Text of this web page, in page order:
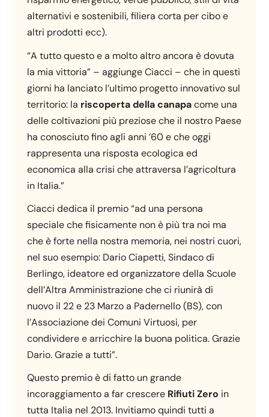
alternativi e sostenibili, filiera corta per cibo e
altri prodotti ecc).
“A tutto questo e a molto altro ancora è dovuta
la mia vittoria” – aggiunge Ciacci – che in questi
giorni ha lanciato l’ultimo progetto innovativo sul
territorio: la riscoperta della canapacome una
delle coltivazioni più preziose che il nostro Paese
ha conosciuto fino agli anni ’60 e che oggi
rappresenta una risposta ecologica ed
economica alla crisi che attraversa l’agricoltura
in Italia.”
Ciacci dedica il premio “ad una persona
speciale che fisicamente non è più tra noi ma
che è forte nella nostra memoria, nei nostri cuori,
nel suo esempio: Dario Ciapetti, Sindaco di
Berlingo, ideatore ed organizzatore della Scuole
dell’Altra Amministrazione che ci riunirà di
nuovo il 22 e 23 Marzo a Padernello (BS), con
l’Associazione dei Comuni Virtuosi, per
condividere e arricchire la buona politica. Grazie
Dario. Grazie a tutti”.
Questo premio è di fatto un grande
incoraggiamento a far crescere Rifiuti Zero in
tutta Italia nel 2013. Invitiamo quindi tutti a